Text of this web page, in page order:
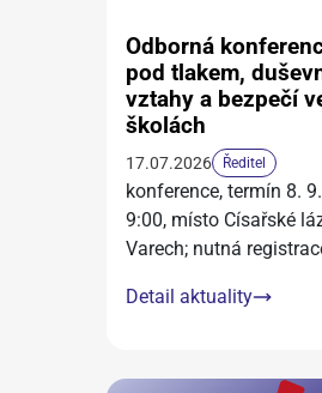
Odborná
pod tlakem,
vztahy a bezpečí
školách
17.07.2026 Ředitel
konference, termín 8.
9:00, místo Císařské
Varech; nutná
Detail aktuality